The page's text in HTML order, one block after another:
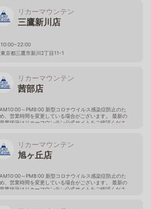
リカーマウンテン
三鷹新川店
10:00~22:00
東京都三鷹市新川2丁目11-1
リカーマウンテン
茜部店
AM10:00～PM8:00 新型コロナウイルス感染症防止のた
め、営業時間を変更している場合がございます。 最新の
営業状況はリカーマウンテン公式サイトをご確認くださ
リカーマウンテン
旭ヶ丘店
AM10:00～PM8:00 新型コロナウイルス感染症防止のた
め、営業時間を変更している場合がございます。 最新の
営業状況はリカーマウンテン公式サイトをご確認くださ